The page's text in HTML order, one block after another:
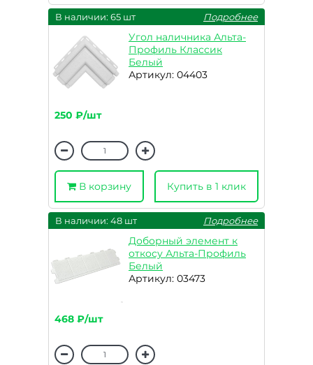
В наличии: 65 шт Подробнее
Угол наличника Альта-
Профиль Классик
Белый
Артикул: 04403
250 ₽/шт
В корзину Купить в 1 клик
В наличии: 48 шт Подробнее
Доборный элемент к
откосу Альта-Профиль
Белый
Артикул: 03473
468 ₽/шт